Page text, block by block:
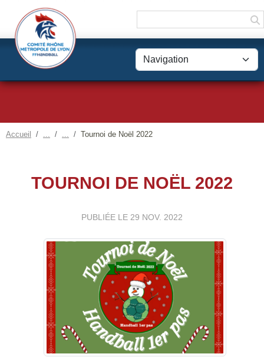
Accueil Tournoi de Noël 2022
TOURNOI DE NOËL 2022
PUBLIÉE LE 29 NOV. 2022
Panneau de gestion des cookies